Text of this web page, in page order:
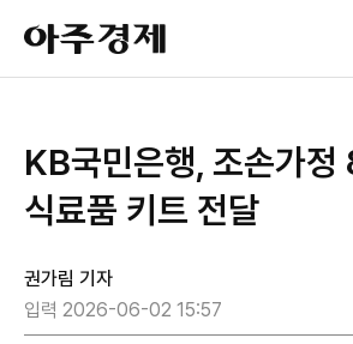
아
주
경
KB국민은행, 조손가정
식료품 키트 전달
권가림 기자
입력 2026-06-02 15:57